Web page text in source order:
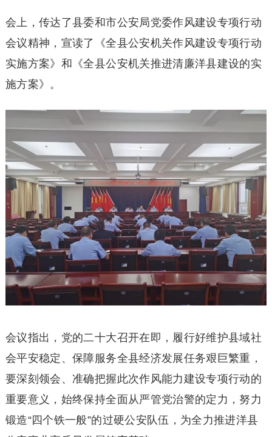
会上，传达了县委和市公安局党委作风建设专项行动
会议精神，宣读了《全县公安机关作风建设专项行动
实施方案》和《全县公安机关推进清廉洋县建设的实
施方案》。
会议指出，党的二十大召开在即，履行好维护县域社
会平安稳定、保障服务全县经济发展任务艰巨繁重，
要深刻领会、准确把握此次作风能力建设专项行动的
重要意义，始终保持全面从严管党治警的定力，努力
锻造“四个铁一般”的过硬公安队伍，为全力推进洋县